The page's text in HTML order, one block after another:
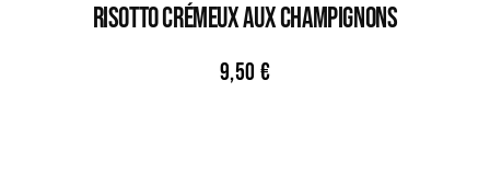
RISOTTO CRÉMEUX AUX CHAMPIGNONS
9,50 €